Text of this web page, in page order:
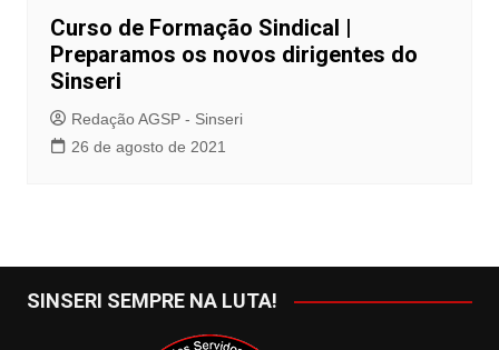
Curso de Formação Sindical |
Preparamos os novos dirigentes do
Sinseri
Redação AGSP - Sinseri
26 de agosto de 2021
SINSERI SEMPRE NA LUTA!